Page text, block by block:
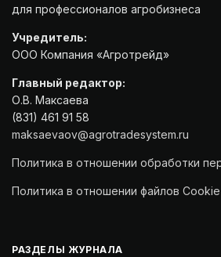
для профессионалов агробизнеса
Учредитель:
ООО Компания «Агротрейд»
Главный редактор:
О.В. Максаева
(831) 461 91 58
maksaevaov@agrotradesystem.ru
Политика в отношении обработки
Политика в отношении файлов Cookie
РАЗДЕЛЫ ЖУРНАЛА